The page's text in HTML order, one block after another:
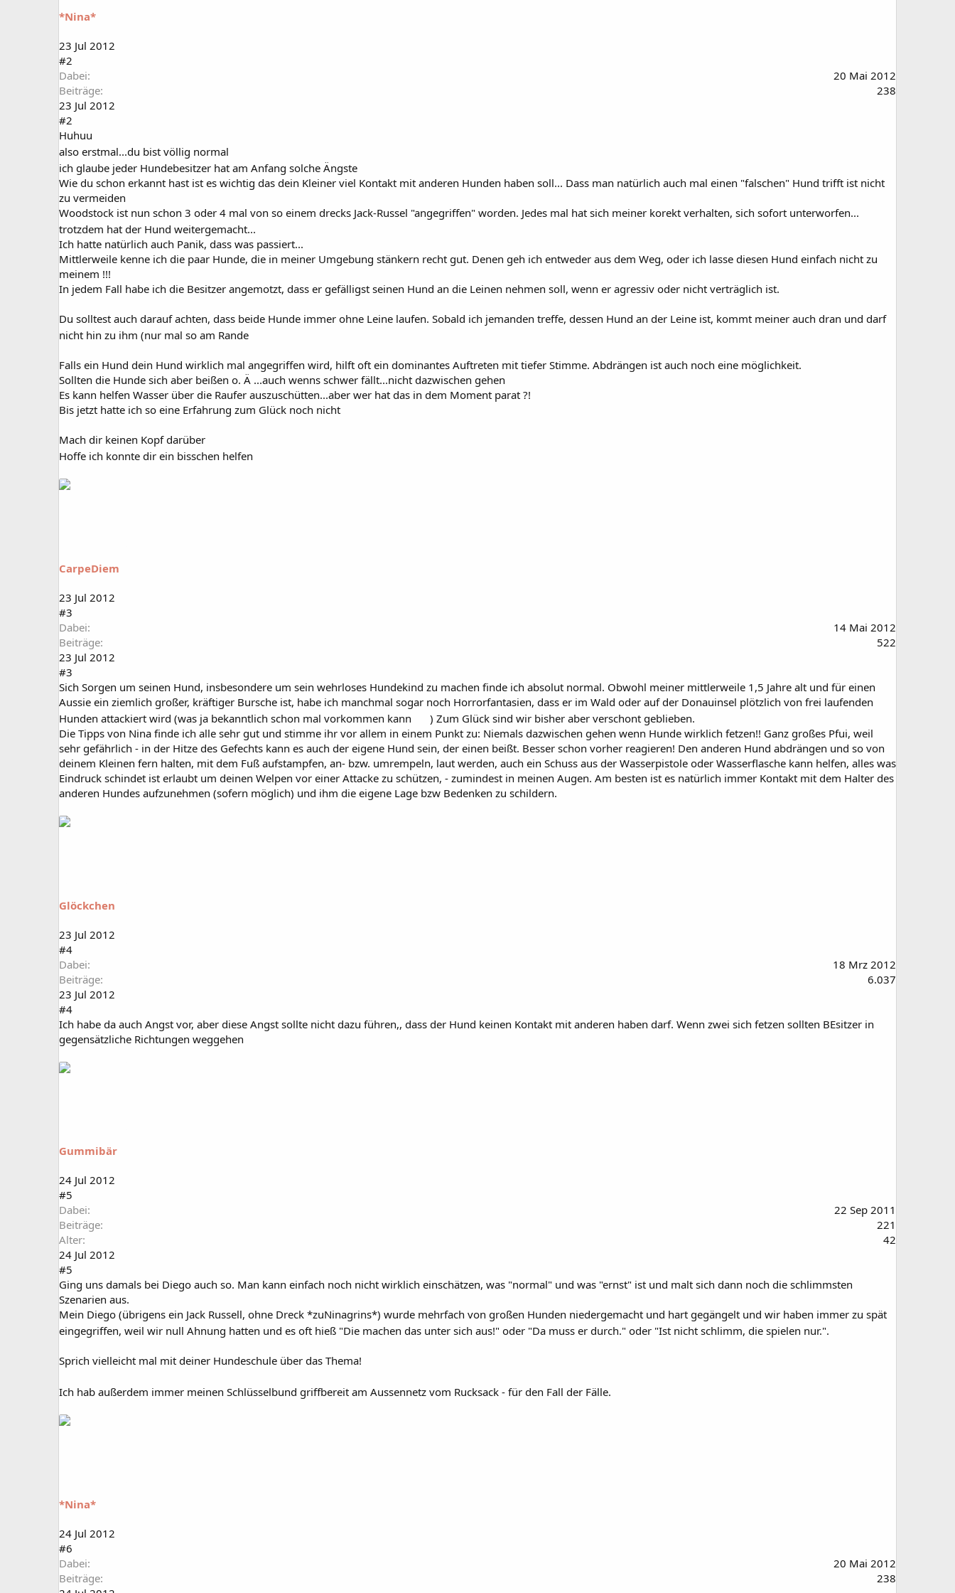
*Nina*
23 Jul 2012
#2
Dabei
20 Mai 2012
Beiträge
238
23 Jul 2012
#2
Huhuu
also erstmal...du bist völlig normal
ich glaube jeder Hundebesitzer hat am Anfang solche Ängste
Wie du schon erkannt hast ist es wichtig das dein Kleiner viel Kontakt mit anderen Hunden haben soll... Dass man natürlich auch mal einen "falschen" Hund trifft ist nicht
zu vermeiden
Woodstock ist nun schon 3 oder 4 mal von so einem drecks Jack-Russel "angegriffen" worden. Jedes mal hat sich meiner korekt verhalten, sich sofort unterworfen...
trotzdem hat der Hund weitergemacht...
Ich hatte natürlich auch Panik, dass was passiert...
Mittlerweile kenne ich die paar Hunde, die in meiner Umgebung stänkern recht gut. Denen geh ich entweder aus dem Weg, oder ich lasse diesen Hund einfach nicht zu
meinem !!!
In jedem Fall habe ich die Besitzer angemotzt, dass er gefälligst seinen Hund an die Leinen nehmen soll, wenn er agressiv oder nicht verträglich ist.
Du solltest auch darauf achten, dass beide Hunde immer ohne Leine laufen. Sobald ich jemanden treffe, dessen Hund an der Leine ist, kommt meiner auch dran und darf
nicht hin zu ihm (nur mal so am Rande
Falls ein Hund dein Hund wirklich mal angegriffen wird, hilft oft ein dominantes Auftreten mit tiefer Stimme. Abdrängen ist auch noch eine möglichkeit.
Sollten die Hunde sich aber beißen o. Ä ...auch wenns schwer fällt...nicht dazwischen gehen
Es kann helfen Wasser über die Raufer auszuschütten...aber wer hat das in dem Moment parat ?!
Bis jetzt hatte ich so eine Erfahrung zum Glück noch nicht
Mach dir keinen Kopf darüber
Hoffe ich konnte dir ein bisschen helfen
CarpeDiem
23 Jul 2012
#3
Dabei
14 Mai 2012
Beiträge
522
23 Jul 2012
#3
Sich Sorgen um seinen Hund, insbesondere um sein wehrloses Hundekind zu machen finde ich absolut normal. Obwohl meiner mittlerweile 1,5 Jahre alt und für einen
Aussie ein ziemlich großer, kräftiger Bursche ist, habe ich manchmal sogar noch Horrorfantasien, dass er im Wald oder auf der Donauinsel plötzlich von frei laufenden
Hunden attackiert wird (was ja bekanntlich schon mal vorkommen kann
) Zum Glück sind wir bisher aber verschont geblieben.
Die Tipps von Nina finde ich alle sehr gut und stimme ihr vor allem in einem Punkt zu: Niemals dazwischen gehen wenn Hunde wirklich fetzen!! Ganz großes Pfui, weil
sehr gefährlich - in der Hitze des Gefechts kann es auch der eigene Hund sein, der einen beißt. Besser schon vorher reagieren! Den anderen Hund abdrängen und so von
deinem Kleinen fern halten, mit dem Fuß aufstampfen, an- bzw. umrempeln, laut werden, auch ein Schuss aus der Wasserpistole oder Wasserflasche kann helfen, alles was
Eindruck schindet ist erlaubt um deinen Welpen vor einer Attacke zu schützen, - zumindest in meinen Augen. Am besten ist es natürlich immer Kontakt mit dem Halter des
anderen Hundes aufzunehmen (sofern möglich) und ihm die eigene Lage bzw Bedenken zu schildern.
Glöckchen
23 Jul 2012
#4
Dabei
18 Mrz 2012
Beiträge
6.037
23 Jul 2012
#4
Ich habe da auch Angst vor, aber diese Angst sollte nicht dazu führen,, dass der Hund keinen Kontakt mit anderen haben darf. Wenn zwei sich fetzen sollten BEsitzer in
gegensätzliche Richtungen weggehen
Gummibär
24 Jul 2012
#5
Dabei
22 Sep 2011
Beiträge
221
Alter
42
24 Jul 2012
#5
Ging uns damals bei Diego auch so. Man kann einfach noch nicht wirklich einschätzen, was "normal" und was "ernst" ist und malt sich dann noch die schlimmsten
Szenarien aus.
Mein Diego (übrigens ein Jack Russell, ohne Dreck *zuNinagrins*) wurde mehrfach von großen Hunden niedergemacht und hart gegängelt und wir haben immer zu spät
eingegriffen, weil wir null Ahnung hatten und es oft hieß "Die machen das unter sich aus!" oder "Da muss er durch." oder "Ist nicht schlimm, die spielen nur.".
Sprich vielleicht mal mit deiner Hundeschule über das Thema!
Ich hab außerdem immer meinen Schlüsselbund griffbereit am Aussennetz vom Rucksack - für den Fall der Fälle.
*Nina*
24 Jul 2012
#6
Dabei
20 Mai 2012
Beiträge
238